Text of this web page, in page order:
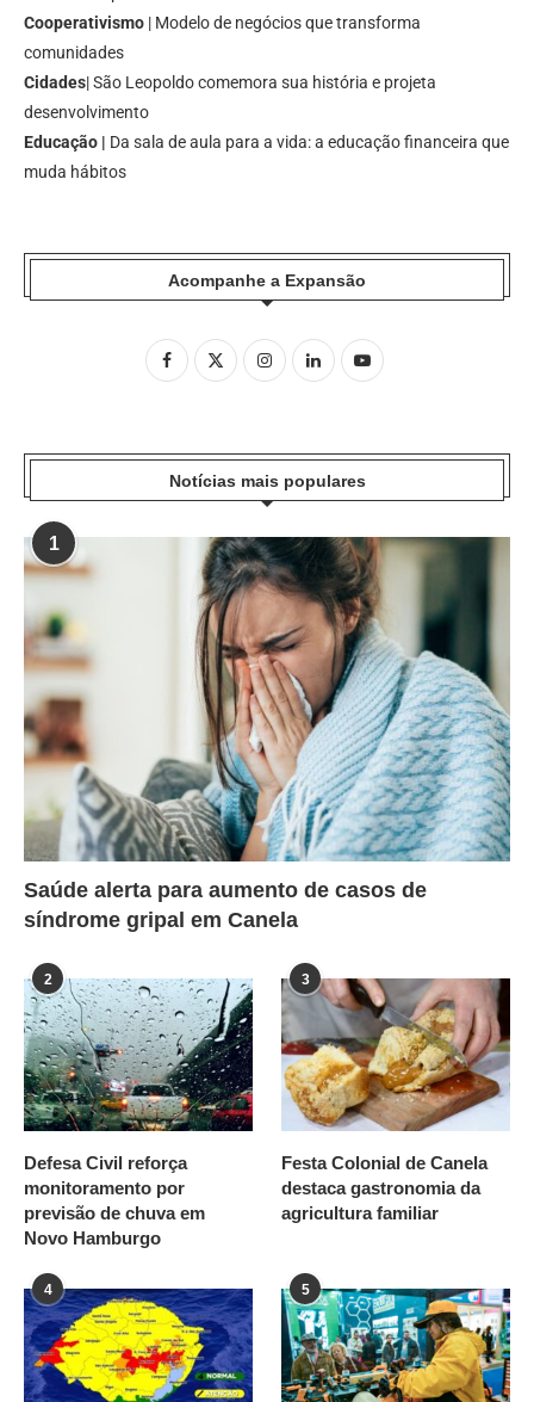
Cooperativismo | Modelo de negócios que transforma
comunidades
Cidades| São Leopoldo comemora sua história e projeta
desenvolvimento
Educação | Da sala de aula para a vida: a educação financeira que
muda hábitos
Acompanhe a Expansão
Notícias mais populares
1
Saúde alerta para aumento de casos de
síndrome gripal em Canela
2
Defesa Civil reforça
monitoramento por
previsão de chuva em
Novo Hamburgo
3
Festa Colonial de Canela
destaca gastronomia da
agricultura familiar
4 5